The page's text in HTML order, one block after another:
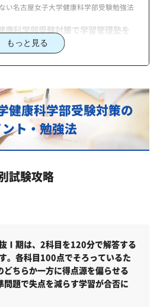
い名古屋女子大学健康科学部受験勉強法
康科学部受験対策で学習管理塾を
ラボ予備校という選択肢
年度）名古屋女子大学健康科学部
康科学部対策カリキュラムのポイ
合った「名古屋女子大学健康科学
健康科学部総合型選抜入試の主な対策内
科学部の入試日程
もっと見る
健康科学部受験対策の
ト・勉強法
試験攻略
Ⅰ期は、2科目を120分で解答する
。各科目100点でそろっているた
ちらか一方に得点源を偏らせる
問題で失点を減らす学習が合否に